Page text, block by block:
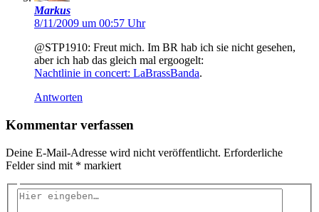
Markus
8/11/2009 um 00:57 Uhr
@STP1910: Freut mich. Im BR hab ich sie nicht gesehen,
aber ich hab das gleich mal ergoogelt:
Nachtlinie in concert: LaBrassBanda.
Antworten
Kommentar verfassen
Deine E-Mail-Adresse wird nicht veröffentlicht. Erforderliche
Felder sind mit * markiert
Hier